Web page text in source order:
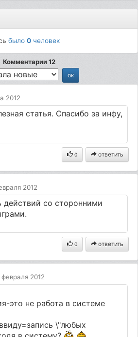
было0 человек
Комментарии 12
2012
статья. Спасибо за инфу,
0 ответить
2012
действий со сторонними
0 ответить
февраля 2012
это не работа в системе
\"любых